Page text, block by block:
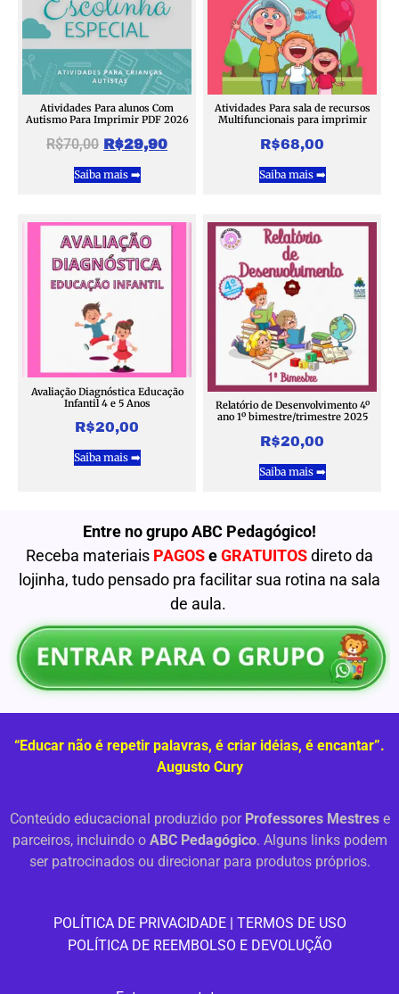
Atividades Para alunos Com
Autismo Para Imprimir PDF 2026
R$70,00 R$29,90
Saiba mais ➡️
Atividades Para sala de recursos
Multifuncionais para imprimir
R$68,00
Saiba mais ➡️
Avaliação Diagnóstica Educação
Infantil 4 e 5 Anos
R$20,00
Saiba mais ➡️
Relatório de Desenvolvimento 4º
ano 1º bimestre/trimestre 2025
R$20,00
Saiba mais ➡️
Entre no grupo ABC Pedagógico!
Receba materiais PAGOSeGRATUITOSdireto da
lojinha, tudo pensado pra facilitar sua rotina na sala
de aula.
“Educar não é repetir palavras, é criar idéias, é encantar”.
Augusto Cury
Conteúdo educacional produzido por Professores Mestrese
parceiros, incluindo o ABC Pedagógico. Alguns links podem
ser patrocinados ou direcionar para produtos próprios.
POLÍTICA DE PRIVACIDADE| TERMOS DE USO
POLÍTICA DE REEMBOLSO E DEVOLUÇÃO